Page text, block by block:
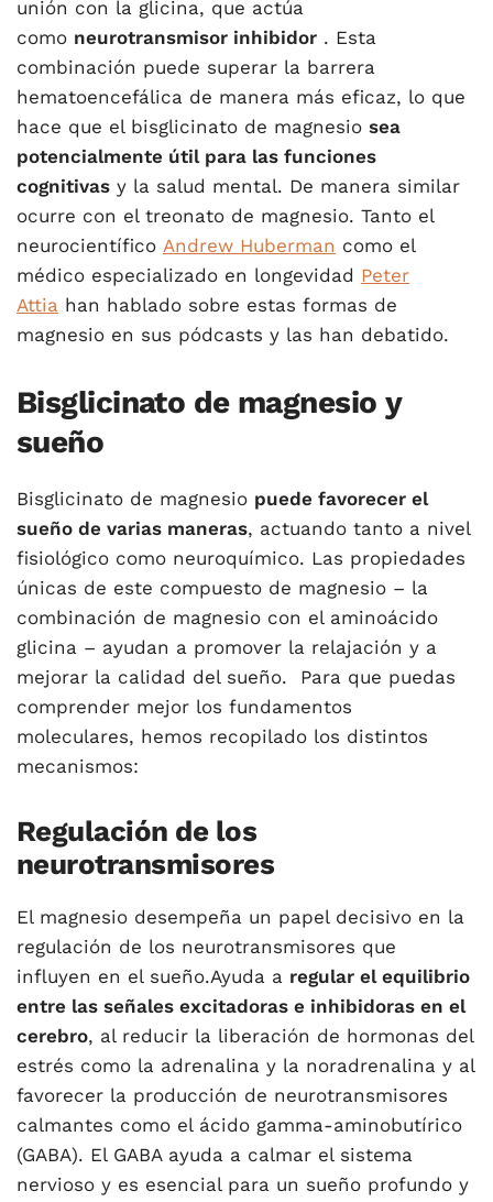
unión con la glicina, que actúa
como neurotransmisor inhibidor . Esta
combinación puede superar la barrera
hematoencefálica de manera más eficaz, lo que
hace que el bisglicinato de magnesio sea
potencialmente útil para las funciones
cognitivas y la salud mental. De manera similar
ocurre con el treonato de magnesio. Tanto el
neurocientífico Andrew Huberman como el
médico especializado en longevidad Peter
Attia han hablado sobre estas formas de
magnesio en sus pódcasts y las han debatido.
Bisglicinato de magnesio y
sueño
Bisglicinato de magnesio puede favorecer el
sueño de varias maneras, actuando tanto a nivel
fisiológico como neuroquímico. Las propiedades
únicas de este compuesto de magnesio – la
combinación de magnesio con el aminoácido
glicina – ayudan a promover la relajación y a
mejorar la calidad del sueño. Para que puedas
comprender mejor los fundamentos
moleculares, hemos recopilado los distintos
mecanismos:
Regulación de los
neurotransmisores
El magnesio desempeña un papel decisivo en la
regulación de los neurotransmisores que
influyen en el sueño.Ayuda a regular el equilibrio
entre las señales excitadoras e inhibidoras en el
cerebro, al reducir la liberación de hormonas del
estrés como la adrenalina y la noradrenalina y al
favorecer la producción de neurotransmisores
calmantes como el ácido gamma-aminobutírico
(GABA). El GABA ayuda a calmar el sistema
nervioso y es esencial para un sueño profundo y